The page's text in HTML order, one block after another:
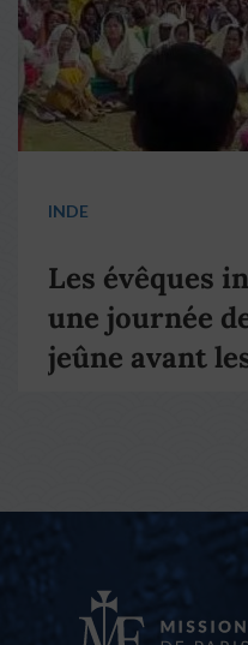
INDE
Les évêques
une journée
jeûne avant